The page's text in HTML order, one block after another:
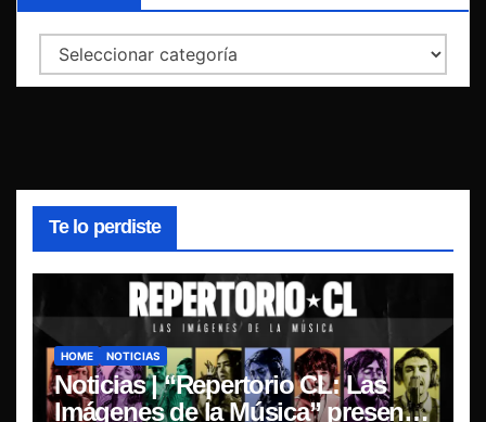
Categorías
Te lo perdiste
HOME NOTICIAS
Noticias | “Repertorio CL: Las
Imágenes de la Música” presenta